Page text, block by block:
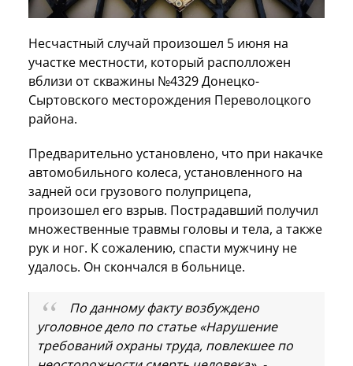
Несчастный случай произошел 5 июня на
участке местности, который располложен
вблизи от скважины №4329 Донецко-
Сыртовского месторождения Переволоцкого
района.
Предварительно установлено, что при накачке
автомобильного колеса, установленного на
задней оси грузового полуприцепа,
произошел его взрыв. Пострадавший получил
множественные травмы головы и тела, а также
рук и ног. К сожалению, спасти мужчину не
удалось. Он скончался в больнице.
По данному факту возбуждено
уголовное дело по статье «Нарушение
требований охраны труда, повлекшее по